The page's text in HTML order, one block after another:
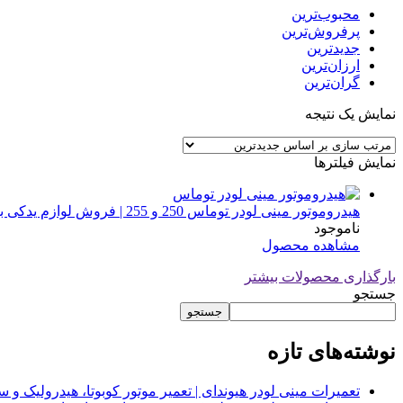
محبوب‌ترین
پرفروش‌ترین
جدیدترین
ارزان‌ترین
گران‌ترین
نمایش یک نتیجه
نمایش فیلترها
هیدروموتور مینی لودر توماس 250 و 255 | فروش لوازم یدکی بابکت
ناموجود
مشاهده محصول
بارگذاری محصولات بیشتر
جستجو
جستجو
نوشته‌های تازه
تعمیرات مینی لودر هیوندای | تعمیر موتور کوبوتا،